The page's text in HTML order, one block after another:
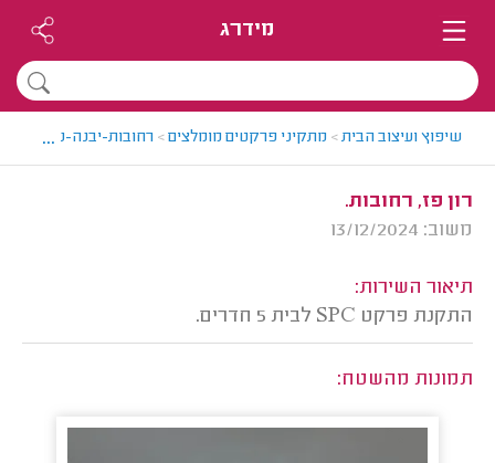
מידרג
שיפוץ ועיצוב הבית> מתקיני פרקטים מומלצים> רחובות-יבנה-נס ציונה
...
רון פז, רחובות.
משוב: 13/12/2024
תיאור השירות:
התקנת פרקט SPC לבית 5 חדרים.
תמונות מהשטח: